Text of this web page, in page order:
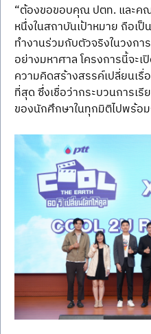
“ต้องขอขอบคุณ ปตท. และคณ
หนึ่งในสถาบันเป้าหมาย ถือเ
ทำงานร่วมกับตัวจริงในวงก
อย่างมหาศาล โครงการนี้จะเ
ความคิดสร้างสรรค์เปลี่ยนเรื่
ที่สุด ซึ่งเชื่อว่ากระบวนการเ
ของนักศึกษาในทุกมิติไปพร้อ